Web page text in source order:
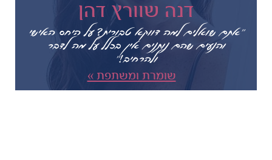
דנה שוורץ דהן
"אתם שואלים למה דווקא טבורית? על היחס האישי
והנעים שהם נותנים אין בכלל על מה לדבר
ולהרחיב!"
שומרת ומשתפת »